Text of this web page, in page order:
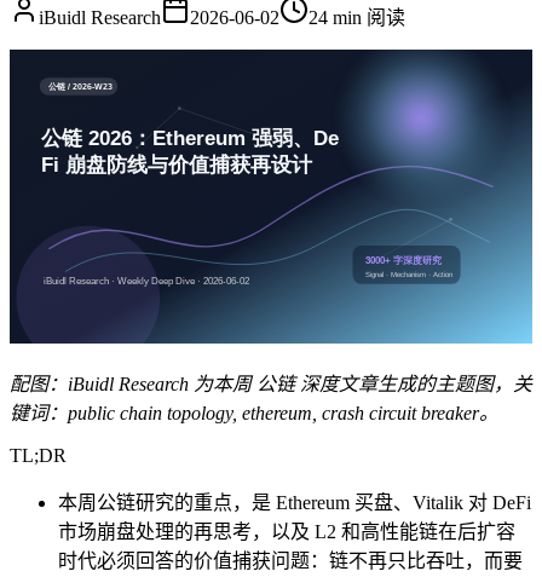
iBuidl Research 2026-06-02 24 min 阅读
配图：iBuidl Research 为本周 公链 深度文章生成的主题图，关
键词：public chain topology, ethereum, crash circuit breaker。
TL;DR
本周公链研究的重点，是 Ethereum 买盘、Vitalik 对 DeFi
市场崩盘处理的再思考，以及 L2 和高性能链在后扩容
时代必须回答的价值捕获问题：链不再只比吞吐，而要